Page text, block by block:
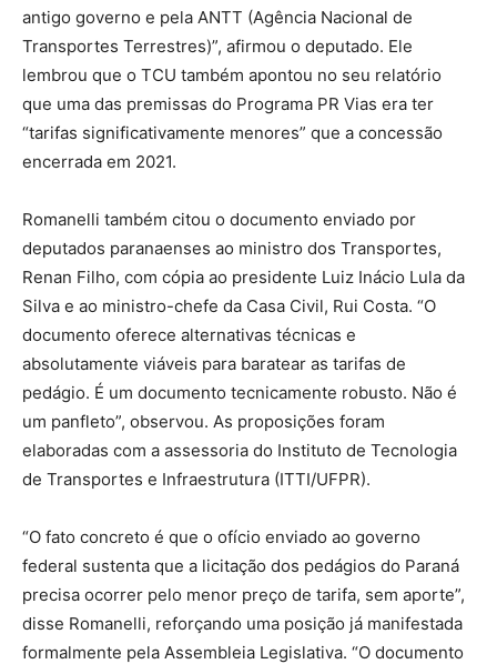
antigo governo e pela ANTT (Agência Nacional de
Transportes Terrestres)”, afirmou o deputado. Ele
lembrou que o TCU também apontou no seu relatório
que uma das premissas do Programa PR Vias era ter
“tarifas significativamente menores” que a concessão
encerrada em 2021.
Romanelli também citou o documento enviado por
deputados paranaenses ao ministro dos Transportes,
Renan Filho, com cópia ao presidente Luiz Inácio Lula da
Silva e ao ministro-chefe da Casa Civil, Rui Costa. “O
documento oferece alternativas técnicas e
absolutamente viáveis para baratear as tarifas de
pedágio. É um documento tecnicamente robusto. Não é
um panfleto”, observou. As proposições foram
elaboradas com a assessoria do Instituto de Tecnologia
de Transportes e Infraestrutura (ITTI/UFPR).
“O fato concreto é que o ofício enviado ao governo
federal sustenta que a licitação dos pedágios do Paraná
precisa ocorrer pelo menor preço de tarifa, sem aporte”,
disse Romanelli, reforçando uma posição já manifestada
formalmente pela Assembleia Legislativa. “O documento